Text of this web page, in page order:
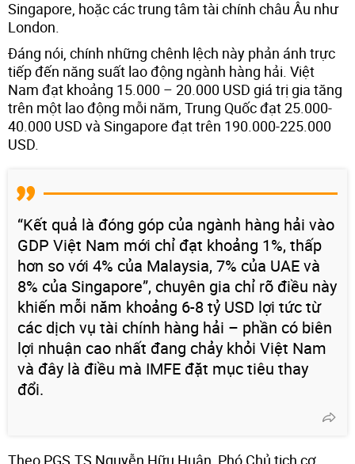
Singapore, hoặc các trung tâm tài chính châu Âu như
London.
Đáng nói, chính những chênh lệch này phản ánh trực
tiếp đến năng suất lao động ngành hàng hải. Việt
Nam đạt khoảng 15.000 – 20.000 USD giá trị gia tăng
trên một lao động mỗi năm, Trung Quốc đạt 25.000-
40.000 USD và Singapore đạt trên 190.000-225.000
USD.
“Kết quả là đóng góp của ngành hàng hải vào
GDP Việt Nam mới chỉ đạt khoảng 1%, thấp
hơn so với 4% của Malaysia, 7% của UAE và
8% của Singapore”, chuyên gia chỉ rõ điều này
khiến mỗi năm khoảng 6-8 tỷ USD lợi tức từ
các dịch vụ tài chính hàng hải – phần có biên
lợi nhuận cao nhất đang chảy khỏi Việt Nam
và đây là điều mà IMFE đặt mục tiêu thay
đổi.
Theo PGS.TS Nguyễn Hữu Huân, Phó Chủ tịch cơ